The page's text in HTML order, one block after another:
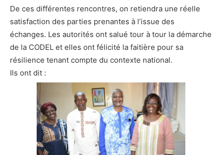
De ces différentes rencontres, on retiendra une réelle
satisfaction des parties prenantes à l’issue des
échanges. Les autorités ont salué tour à tour la démarche
de la CODEL et elles ont félicité la faitière pour sa
résilience tenant compte du contexte national.
Ils ont dit :